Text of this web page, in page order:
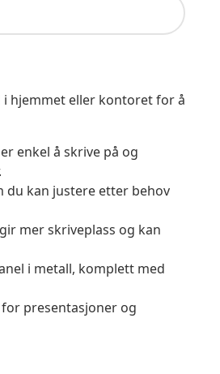
i hjemmet eller kontoret for å
enkel å skrive på og
du kan justere etter behov
mer skriveplass og kan
i metall, komplett med
presentasjoner og